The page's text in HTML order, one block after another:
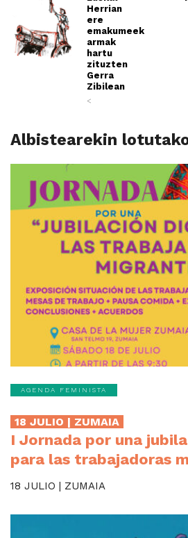
Herrian
ere
emakumeek
armak
hartu
zituzten
Gerra
Zibilean
<
Albistearekin
AGENDA FEMINISTA
18 JULIO | ZUMAIA
I Jornada por una
para las trabajadoras
18 JULIO | ZUMAIA